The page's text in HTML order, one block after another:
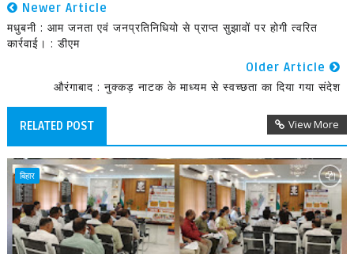
Newer Article
मधुबनी : आम जनता एवं जनप्रतिनिधियो से प्राप्त सुझावों पर होगी त्वरित
कार्रवाई। : डीएम
Older Article
औरंगाबाद : नुक्कड़ नाटक के माध्यम से स्वच्छता का दिया गया संदेश
RELATED POST View More
बिहार